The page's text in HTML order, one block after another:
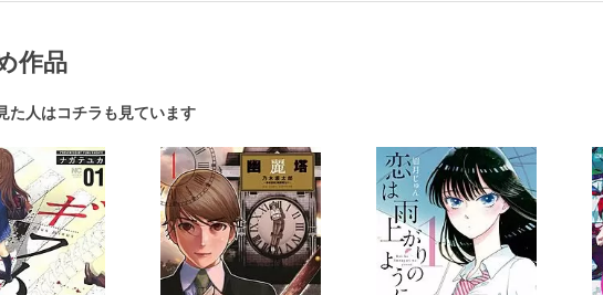
作品
た人はコチラも見ています